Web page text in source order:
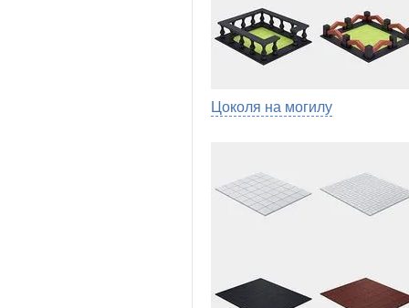
Цоколя на могилу